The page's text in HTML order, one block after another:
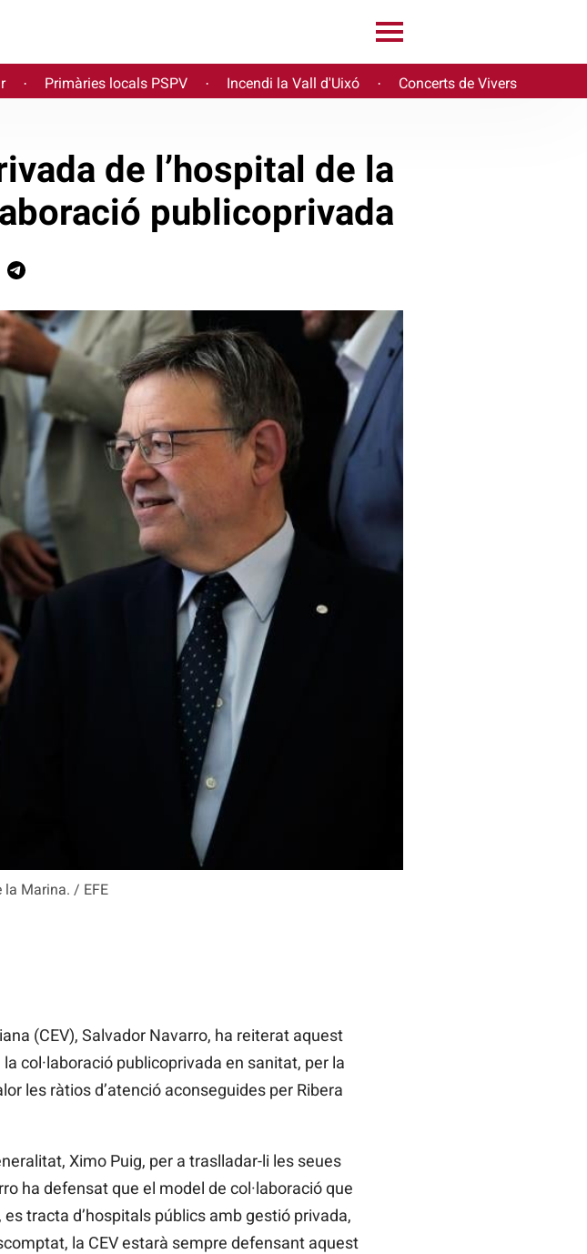
· Primàries locals PSPV · Incendi la Vall d'Uixó · Concerts de Vivers
Marina. / EFE
de l’hospital de la
publicoprivada
(CEV), Salvador Navarro, ha reiterat aquest
col·laboració publicoprivada en sanitat, per la
les ràtios d’atenció aconseguides per Ribera
Ximo Puig, per a traslladar-li les seues
ha defensat que el model de col·laboració que
tracta d’hospitals públics amb gestió privada,
la CEV estarà sempre defensant aquest